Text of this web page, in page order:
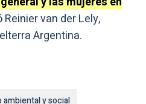
van der Lely,
Argentina.
ambiental y social